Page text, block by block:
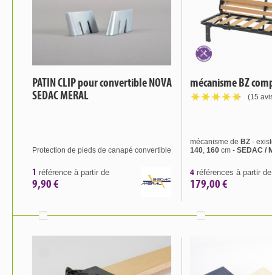
PATIN CLIP pour convertible NOVA
SEDAC MERAL
Protection de pieds de canapé convertible
1 référence à partir de
9,90 €
mécanisme BZ
(15
mécanisme de BZ -
140, 160 cm - SEDAC /
4 références à partir de
179,00 €